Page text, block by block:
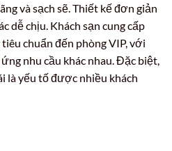
và sạch sẽ. Thiết kế đơn giản
dễ chịu. Khách sạn cung cấp
chuẩn đến phòng VIP, với
nhu cầu khác nhau. Đặc biệt,
là yếu tố được nhiều khách